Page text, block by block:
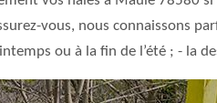
vous, nous connaissons
ou à la fin de l’été ; - la